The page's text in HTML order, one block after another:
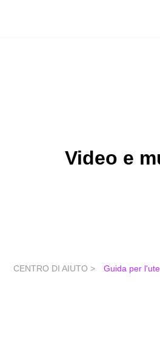
Video e
CENTRO DI AIUTO > Guida per